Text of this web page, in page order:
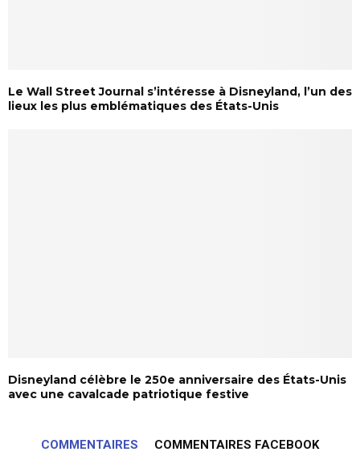
Le Wall Street Journal s’intéresse à Disneyland, l’un des
lieux les plus emblématiques des États-Unis
Disneyland célèbre le 250e anniversaire des États-Unis
avec une cavalcade patriotique festive
COMMENTAIRES COMMENTAIRES FACEBOOK